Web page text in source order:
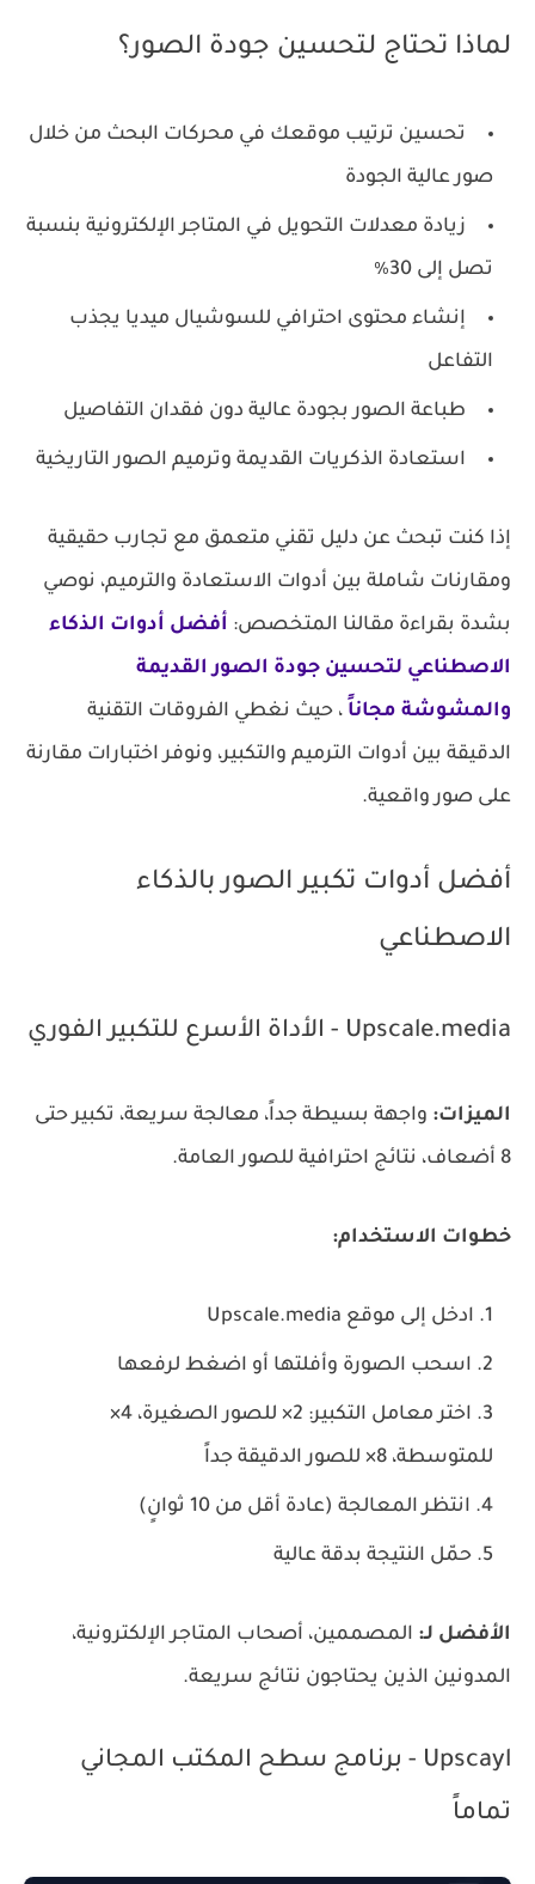
لماذا تحتاج لتحسين جودة الصور؟
تحسين ترتيب موقعك في محركات البحث من خلال
صور عالية الجودة
زيادة معدلات التحويل في المتاجر الإلكترونية بنسبة
تصل إلى 30٪
إنشاء محتوى احترافي للسوشيال ميديا يجذب
التفاعل
طباعة الصور بجودة عالية دون فقدان التفاصيل
استعادة الذكريات القديمة وترميم الصور التاريخية
إذا كنت تبحث عن دليل تقني متعمق مع تجارب حقيقية
ومقارنات شاملة بين أدوات الاستعادة والترميم، نوصي
بشدة بقراءة مقالنا المتخصص: أفضل أدوات الذكاء
الاصطناعي لتحسين جودة الصور القديمة
والمشوشة مجاناً ، حيث نغطي الفروقات التقنية
الدقيقة بين أدوات الترميم والتكبير، ونوفر اختبارات مقارنة
على صور واقعية.
أفضل أدوات تكبير الصور بالذكاء
الاصطناعي
Upscale.media - الأداة الأسرع للتكبير الفوري
الميزات: واجهة بسيطة جداً، معالجة سريعة، تكبير حتى
8 أضعاف، نتائج احترافية للصور العامة.
خطوات الاستخدام:
ادخل إلى موقع Upscale.media
اسحب الصورة وأفلتها أو اضغط لرفعها
اختر معامل التكبير: 2× للصور الصغيرة، 4×
للمتوسطة، 8× للصور الدقيقة جداً
انتظر المعالجة (عادة أقل من 10 ثوانٍ)
حمّل النتيجة بدقة عالية
الأفضل لـ: المصممين، أصحاب المتاجر الإلكترونية،
المدونين الذين يحتاجون نتائج سريعة.
Upscayl - برنامج سطح المكتب المجاني
تماماً